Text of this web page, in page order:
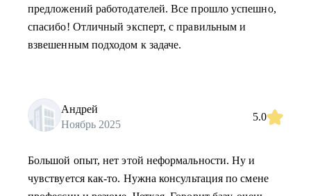
предложений работодателей. Все прошло успешно,
спасибо! Отличный эксперт, с правильным и
взвешенным подходом к задаче.
Андрей
Ноябрь 2025
5.0
Большой опыт, нет этой неформальности. Ну и
чувствуется как-то. Нужна консультация по смене